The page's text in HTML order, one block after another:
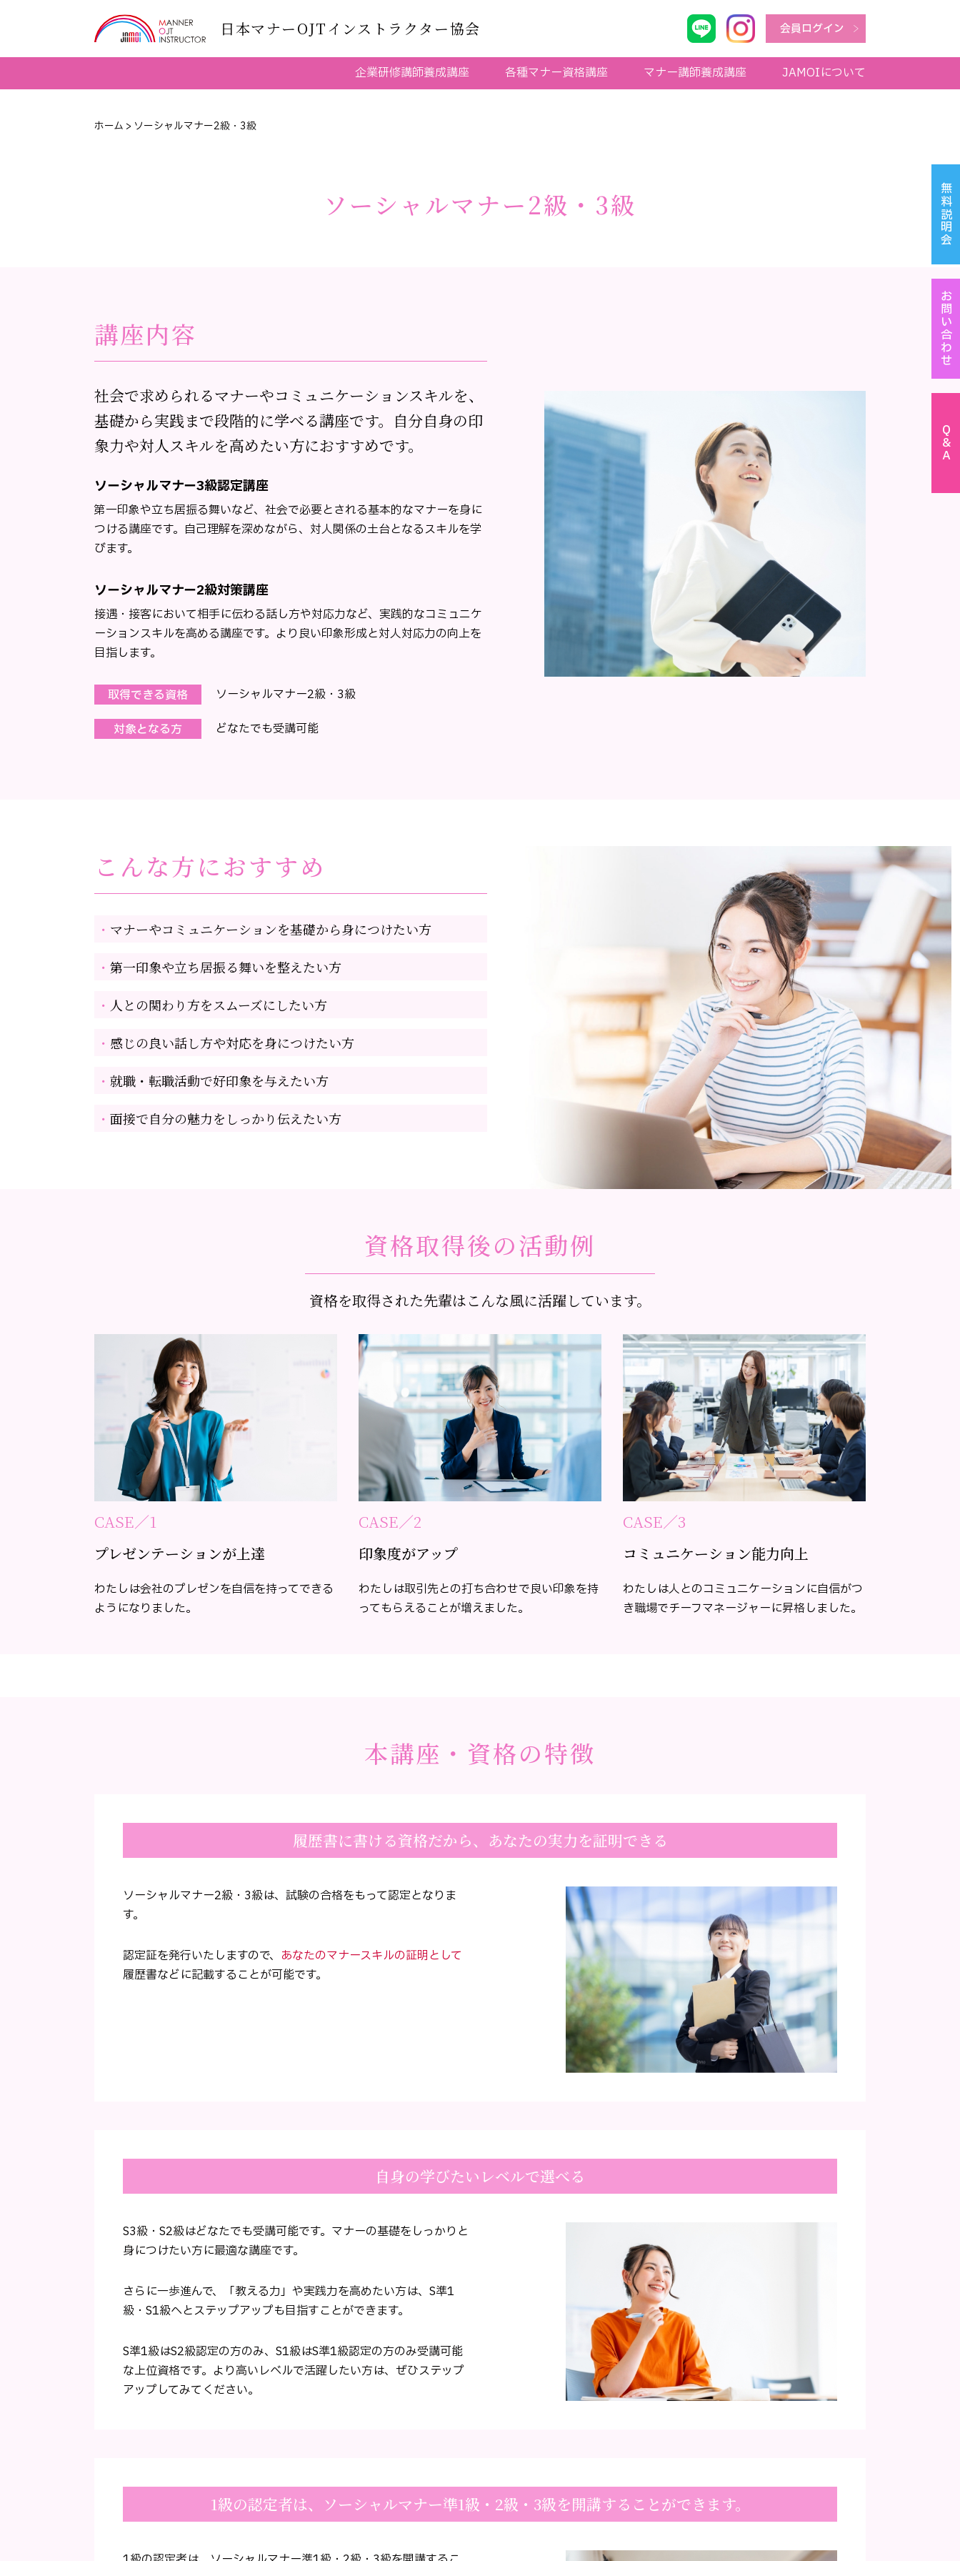
日本マナーOJTインストラクター協会 会員ログイン
企業研修講師養成講座 各種マナー資格講座 マナー講師養成講座 JAMOIについて
無料説明会
お問い合わせ
Ｑ＆Ａ
ホーム > ソーシャルマナー2級・3級
ソーシャルマナー2級・3級
講座内容
社会で求められるマナーやコミュニケーションスキルを、
基礎から実践まで段階的に学べる講座です。自分自身の印
象力や対人スキルを高めたい方におすすめです。
ソーシャルマナー3級認定講座
第一印象や立ち居振る舞いなど、社会で必要とされる基本的なマナーを身に
つける講座です。自己理解を深めながら、対人関係の土台となるスキルを学
びます。
ソーシャルマナー2級対策講座
接遇・接客において相手に伝わる話し方や対応力など、実践的なコミュニケ
ーションスキルを高める講座です。より良い印象形成と対人対応力の向上を
目指します。
取得できる資格 ソーシャルマナー2級・3級
対象となる方 どなたでも受講可能
こんな方におすすめ
マナーやコミュニケーションを基礎から身につけたい方
第一印象や立ち居振る舞いを整えたい方
人との関わり方をスムーズにしたい方
感じの良い話し方や対応を身につけたい方
就職・転職活動で好印象を与えたい方
面接で自分の魅力をしっかり伝えたい方
資格取得後の活動例
資格を取得された先輩はこんな風に活躍しています。
CASE／1
プレゼンテーションが上達
わたしは会社のプレゼンを自信を持ってできる
ようになりました。
CASE／2
印象度がアップ
わたしは取引先との打ち合わせで良い印象を持
ってもらえることが増えました。
CASE／3
コミュニケーション能力向上
わたしは人とのコミュニケーションに自信がつ
き職場でチーフマネージャーに昇格しました。
本講座・資格の特徴
履歴書に書ける資格だから、あなたの実力を証明できる
ソーシャルマナー2級・3級は、試験の合格をもって認定となりま
す。
認定証を発行いたしますので、 あなたのマナースキルの証明として
履歴書などに記載することが可能です。
自身の学びたいレベルで選べる
S3級・S2級はどなたでも受講可能です。マナーの基礎をしっかりと
身につけたい方に最適な講座です。
さらに一歩進んで、「教える力」や実践力を高めたい方は、S準1
級・S1級へとステップアップも目指すことができます。
S準1級はS2級認定の方のみ、S1級はS準1級認定の方のみ受講可能
な上位資格です。より高いレベルで活躍したい方は、ぜひステップ
アップしてみてください。
1級の認定者は、ソーシャルマナー準1級・2級・3級を開講することができます。